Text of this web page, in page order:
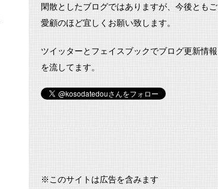
閑散としたブログではありますが、今後ともご
愛顧のほど宜しくお願い致します。
ツイッターとフェイスブックでブログ更新情報
を流してます。
※このサイトは広告を含みます